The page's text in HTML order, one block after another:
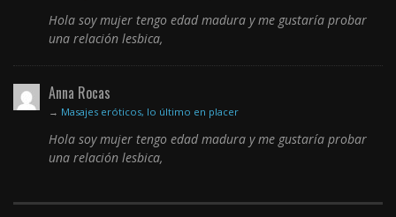
Hola soy mujer tengo edad madura y me gustaría probar
una relación lesbica,
Anna Rocas
→ Masajes eróticos, lo último en placer
Hola soy mujer tengo edad madura y me gustaría probar
una relación lesbica,